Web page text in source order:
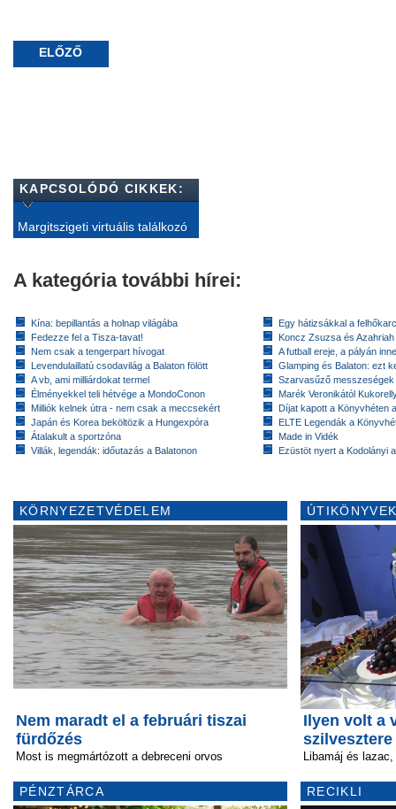
ELŐZŐ
KAPCSOLÓDÓ CIKKEK:
Margitszigeti virtuális találkozó
A kategória további hírei:
Kína: bepillantás a holnap világába
Fedezze fel a Tisza-tavat!
Nem csak a tengerpart hívogat
Levendulaillatú csodavilág a Balaton fölött
A vb, ami milliárdokat termel
Élményekkel teli hétvége a MondoConon
Milliók kelnek útra - nem csak a meccsekért
Japán és Korea beköltözik a Hungexpóra
Átalakult a sportzóna
Villák, legendák: időutazás a Balatonon
Egy hátizsákkal a
Koncz Zsuzsa és
A futball ereje, a pályán
Glamping és Balaton: ezt
Szarvasűző messzeségek
Marék Veronikától
Díjat kapott a Könyvhéten
ELTE Legendák a
Made in Vidék
Ezüstöt nyert a Kodolányi
KÖRNYEZETVÉDELEM
Nem maradt el a februári tiszai
fürdőzés
Most is megmártózott a debreceni orvos
PÉNZTÁRCA
Ilyen volt a
szilvesztere
Libamáj és
RECIKLI